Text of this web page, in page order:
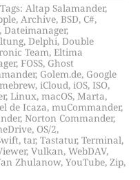
Tags: Altap Salamander,
, Archive, BSD, C#,
,Dateimanager,
, Delphi, Double
Team, Eltima
, FOSS, Ghost
, Golem.de, Google
, iCloud, iOS, ISO,
, Linux, macOS, Marta,
de Icaza, muCommander,
, Norton Commander,
, OS/2,
, tar, Tastatur, Terminal,
, Vulkan, WebDAV,
Zhulanow, YouTube, Zip,